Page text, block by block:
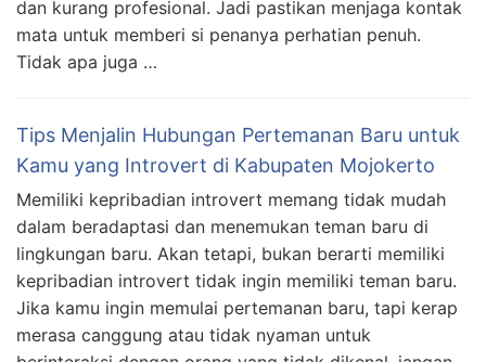
dan kurang profesional. Jadi pastikan menjaga kontak
mata untuk memberi si penanya perhatian penuh.
Tidak apa juga …
Tips Menjalin Hubungan Pertemanan Baru untuk
Kamu yang Introvert di Kabupaten Mojokerto
Memiliki kepribadian introvert memang tidak mudah
dalam beradaptasi dan menemukan teman baru di
lingkungan baru. Akan tetapi, bukan berarti memiliki
kepribadian introvert tidak ingin memiliki teman baru.
Jika kamu ingin memulai pertemanan baru, tapi kerap
merasa canggung atau tidak nyaman untuk